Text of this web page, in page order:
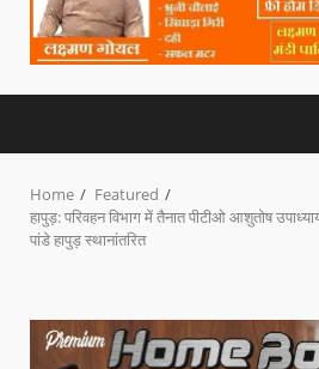
Home
Featured
हापुड़: परिवहन विभाग में तैनात पीटीओ आशुतोष
पांडे हापुड़ स्थानांतरित